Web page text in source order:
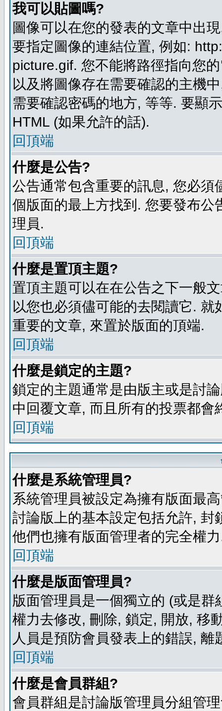
我可以貼圖嗎?
圖像可以在您的發表的文章中出
要指定圖像的連結位置, 例如:
picture.gif. 您不能將路徑指向您
以及將圖像存在需要確認的主機
需要確認密碼的地方, 等等. 要顯
HTML (如果允許的話).
回頂端
什麼是公告?
公告通常包含重要的訊息, 您必
個版面的最上方找到. 您要發布
理員.
回頂端
什麼是置頂主題?
置頂主題可以在在公告之下一般
以您也必須儘可能的去閱讀它.
重要的文章, 來置於版面的頂端.
回頂端
什麼是鎖定的主題?
鎖定的主題通常是由版主或是討
中回覆文章, 而且所有的投票都
回頂端
什麼是系統管理員?
系統管理員被設定為擁有版面最
討論版上的基本設定包括允許,
他們也擁有版面管理者的完全權
回頂端
什麼是版面管理員?
版面管理員是一個獨立的 (或是
權力去修改, 刪除, 鎖定, 開放, 移
人員是預防會員發表上的錯誤, 離
回頂端
什麼是會員群組?
會員群組是討論版管理員分組管